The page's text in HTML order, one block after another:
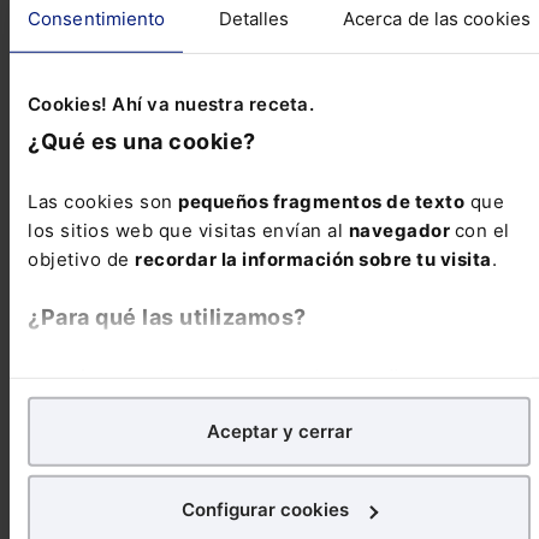
Consentimiento Detalles Acerca de las cookies
Cookies! Ahí va nuestra receta.
¿Qué es una cookie?
Las cookies son pequeños fragmentos de texto que
los sitios web que visitas envían al navegador con el
objetivo de recordar la información sobre tu visita.
¿Para qué las utilizamos?
analíticospara tratar demejorar tu experienciaen
nuestra página web. También con fines publicitarios,
para poder mostrarte publicidad y contenidos de tu
Aceptar y cerrar
Configurar cookies
EUROPEA Medidas temporales sobre
certificados, permisos, controles periódicos y
como consecuencia del COVID-19 Reglamento
(UE) 2020/698 del Parlamento E...
Reseñas de jurisprudencia
Contencioso-administrativo
Alcance de la certificación de empleador de